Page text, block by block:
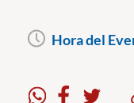
Admisión
Pregrado
Hora del